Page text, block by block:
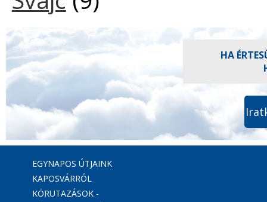
HA
EGYNAPOS ÚTJAINK
KAPOSVÁRRÓL
KÖRUTAZÁSOK -